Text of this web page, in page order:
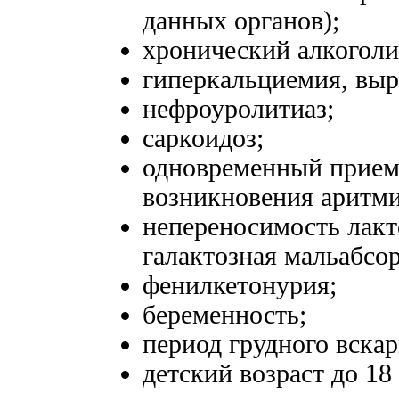
данных органов);
хронический
гиперкальциемия,
нефроуролитиаз;
саркоидоз;
одновременный
возникновения
непереносимость
галактозная
фенилкетонурия;
беременность;
период грудного
детский возраст до 18